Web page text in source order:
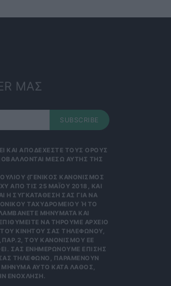
ΜΑΣ
SUBSCRIBE
ΚΑΙ ΑΠΟΔΕΧΕΣΤΕ ΤΟΥΣ ΟΡΟΥΣ
ΜΕΣΩ ΑΥΤΗΣ ΤΗΣ
{ΓΕΝΙΚΌΣ ΚΑΝΟΝΙΣΜΌΣ
ΑΠΌ ΤΙΣ 25 ΜΑΪ́ΟΥ 2018, ΚΑΙ
Η ΣΥΓΚΑΤΆΘΕΣΉ ΣΑΣ ΓΙΑ ΝΑ
ΤΑΧΥΔΡΟΜΕΊΟΥ Ή ΤΟ Κ
ΜΗΝΎΜΑΤΑ ΚΑΙ Ε
ΝΑ ΤΗΡΟΎΜΕ ΑΡΧΕΊΟ ΤΗ
ΣΑΣ ΤΗΛΕΦΏΝΟΥ, ΜΠΟ
ΤΟΥ ΚΑΝΟΝΙΣΜΟΎ ΕΕ 201
ΕΝΗΜΕΡΏΝΟΥΜΕ ΕΠΊΣΗΣ ΌΤΙ
ΠΑΡΑΜΈΝΟΥΝ ΑΠΌΡ
ΑΥΤΌ ΚΑΤΆ ΛΆΘΟΣ, ΠΑΡΑ